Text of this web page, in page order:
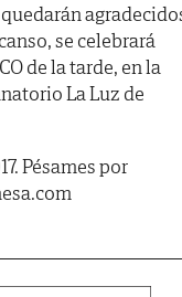
se celebrará
de la tarde, en la
La Luz de
Pésames por